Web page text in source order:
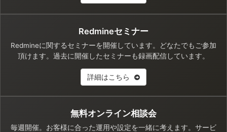
Redmineセミナー
Redmineに関するセミナーを開催しています。どなたでもご参加
頂けます。過去に開催したセミナーも録画配信しています。
詳細はこちら
無料オンライン相談会
毎週開催。お客様に合った運用や設定を一緒に考えます。サービ